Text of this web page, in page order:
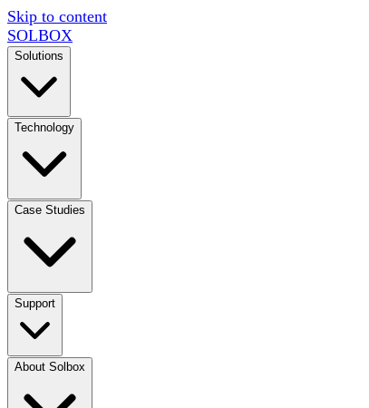
Skip to content
SOLBOX
Solutions
Technology
Case Studies
Support
About Solbox